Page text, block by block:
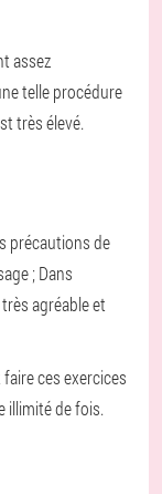
assez
telle procédure
très élevé.
précautions de
; Dans
agréable et
ces exercices
illimité de fois.